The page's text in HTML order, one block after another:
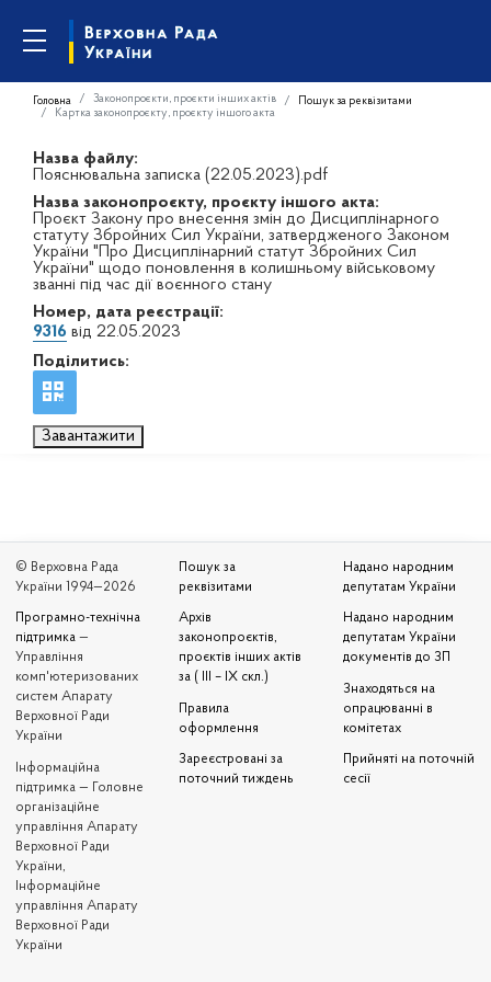
Головна Законопроєкти, проєкти інших актів
Пошук за реквізитами
Картка законопроєкту, проєкту іншого акта
Назва файлу:
Пояснювальна записка (22.05.2023).pdf
Назва законопроєкту, проєкту іншого акта:
Проєкт Закону про внесення змін до Дисциплінарного
статуту Збройних Сил України, затвердженого Законом
України "Про Дисциплінарний статут Збройних Сил
України" щодо поновлення в колишньому військовому
званні під час дії воєнного стану
Номер, дата реєстрації:
9316 від 22.05.2023
Поділитись:
Завантажити
© Верховна Рада
України 1994—2026
Програмно-технічна
підтримка —
Управління
комп'ютеризованих
систем Апарату
Верховної Ради
України
Iнформаційна
підтримка — Головне
організаційне
управління Апарату
Верховної Ради
України,
Інформаційне
управління Апарату
Верховної Ради
України
Пошук за
реквізитами
Архів
законопроєктів,
проєктів інших актів
за ( III – IX скл.)
Правила
оформлення
Зареєстровані за
поточний тиждень
Надано народним
депутатам України
Надано народним
депутатам України
документів до ЗП
Знаходяться на
опрацюванні в
комітетах
Прийняті на поточній
сесії